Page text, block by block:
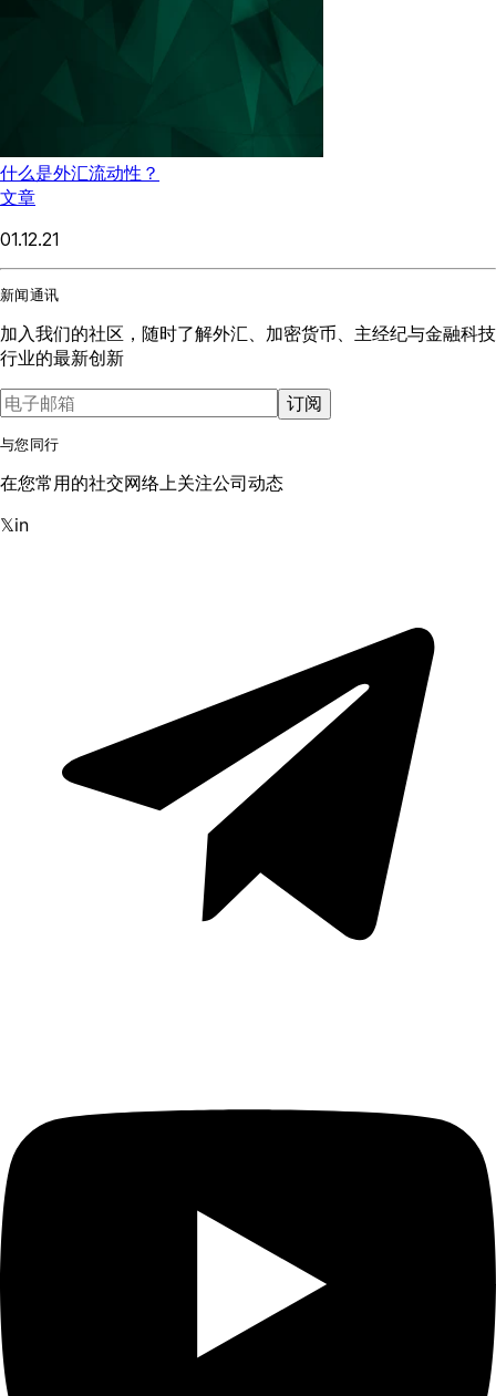
什么是外汇流动性？
文章
01.12.21
新闻通讯
加入我们的社区，随时了解外汇、加密货币、主经纪与金融科技
行业的最新创新
订阅
与您同行
在您常用的社交网络上关注公司动态
𝕏in